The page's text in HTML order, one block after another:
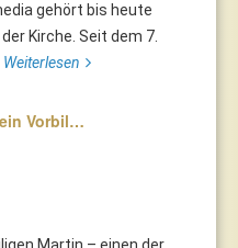
gehört bis heute
Kirche. Seit dem 7.
Weiterlesen
Vorbil…